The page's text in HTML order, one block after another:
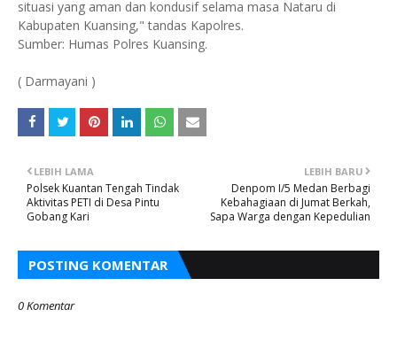
situasi yang aman dan kondusif selama masa Nataru di
Kabupaten Kuansing," tandas Kapolres.
Sumber: Humas Polres Kuansing.
( Darmayani )
LEBIH BARU
Denpom I/5 Medan Berbagi
Kebahagiaan di Jumat Berkah,
Sapa Warga dengan Kepedulian
LEBIH LAMA
Polsek Kuantan Tengah Tindak
Aktivitas PETI di Desa Pintu
Gobang Kari
POSTING KOMENTAR
0 Komentar